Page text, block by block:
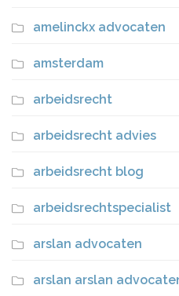
amelinckx advocaten
amsterdam
arbeidsrecht
arbeidsrecht advies
arbeidsrecht blog
arbeidsrechtspecialist
arslan advocaten
arslan arslan